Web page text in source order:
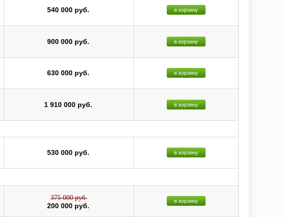
540 000 руб. в корзину
900 000 руб. в корзину
630 000 руб. в корзину
1 910 000 руб. в корзину
530 000 руб. в корзину
375 000 руб.
200 000 руб.
в корзину